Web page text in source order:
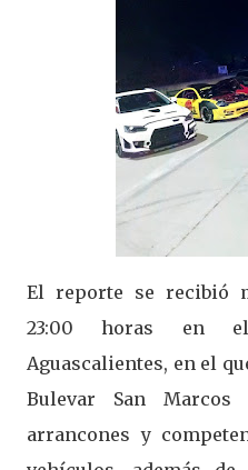
El reporte se recibió
23:00 horas en
Aguascalientes, en el
Bulevar San Marcos
arrancones y